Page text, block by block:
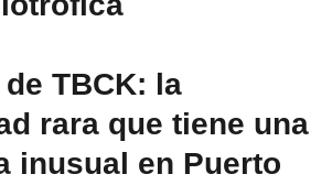
TBCK: la
rara que tiene una
inusual en Puerto